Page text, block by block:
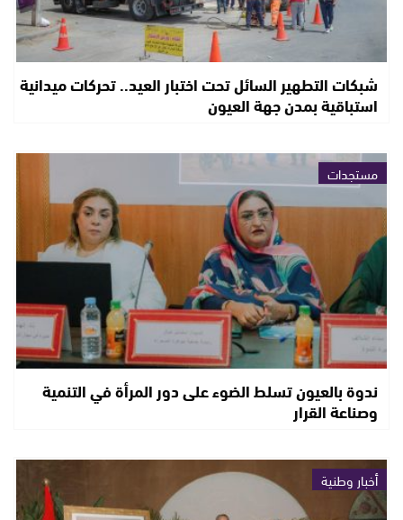
شبكات التطهير السائل تحت اختبار العيد.. تحركات ميدانية
استباقية بمدن جهة العيون
مستجدات
ندوة بالعيون تسلط الضوء على دور المرأة في التنمية
وصناعة القرار
أخبار وطنية